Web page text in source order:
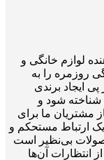
لوازم خانگی و
روزمره را به
ایجاد برندی
شناخته شود و
مشتریان ما برای
یک ارتباط مستحکم و
بی‌نظیر است
انتظارات آن‌ها